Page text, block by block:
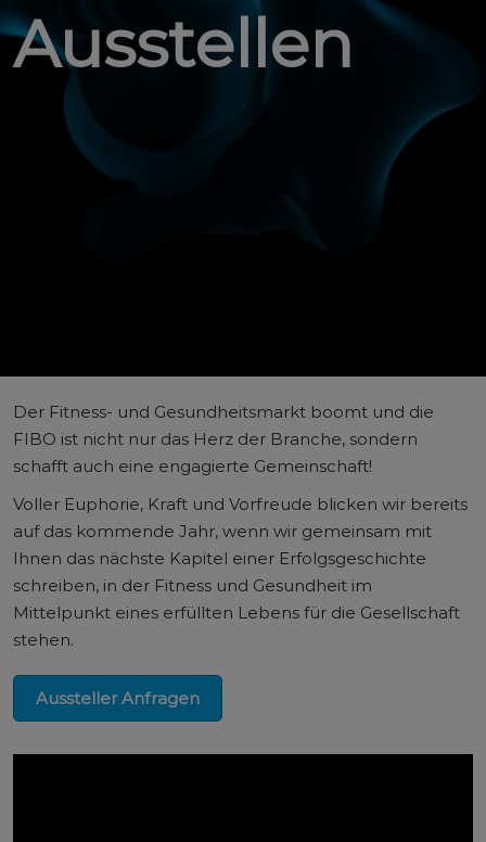
Ausstellen
Der Fitness- und Gesundheitsmarkt boomt und die
FIBO ist nicht nur das Herz der Branche, sondern
schafft auch eine engagierte Gemeinschaft!
Voller Euphorie, Kraft und Vorfreude blicken wir bereits
auf das kommende Jahr, wenn wir gemeinsam mit
Ihnen das nächste Kapitel einer Erfolgsgeschichte
schreiben, in der Fitness und Gesundheit im
Mittelpunkt eines erfüllten Lebens für die Gesellschaft
stehen.
Aussteller Anfragen